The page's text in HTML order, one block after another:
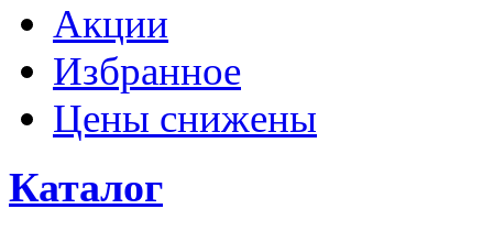
Акции
Избранное
Цены снижены
Каталог